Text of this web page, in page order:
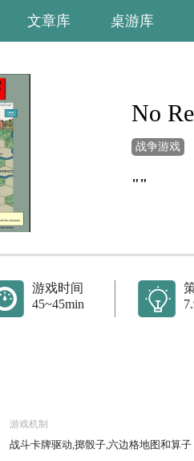
文章库 桌游库
No
战争游戏
""
游戏时间
45~45min
游戏机制
战斗卡牌驱动,掷骰子,六边格地图和算子